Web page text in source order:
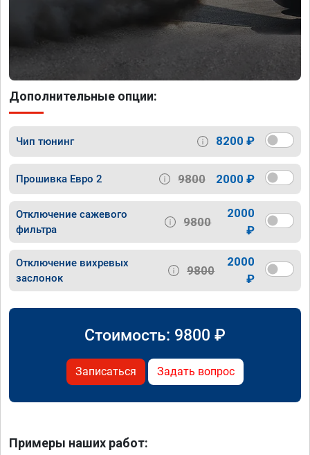
Дополнительные опции:
Чип тюнинг 8200 ₽
Прошивка Евро 2 9800 2000 ₽
Отключение сажевого
фильтра
9800
2000
₽
Отключение вихревых
заслонок
9800
2000
₽
Стоимость: 9800 ₽
Записаться Задать вопрос
Примеры наших работ: